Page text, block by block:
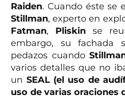
Raiden. Cuando éste se
Stillman, experto en
Fatman, Pliskin se
embargo, su fachada
pedazos cuando
varios detalles que no
un SEAL (el uso de
uso de varias oraciones